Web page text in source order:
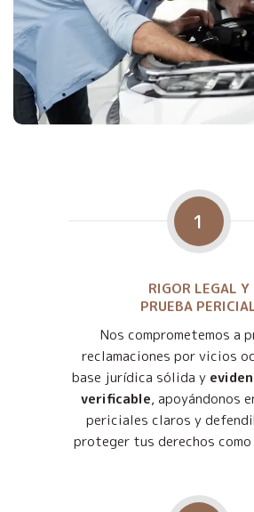
1
RIGOR LEGAL Y
PRUEBA
Nos comprometemos a
reclamaciones por vicios
base jurídica sólida y
verificable, apoyándonos
periciales claros y
proteger tus derechos como